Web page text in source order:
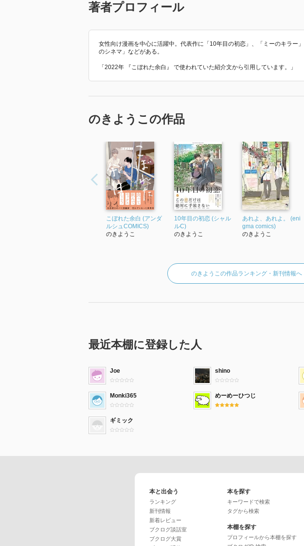
著者プロフィール
女性向け漫画を中心に活躍中。代表作に「10年目の初恋」、「ミーのキラー
のシネマ」などがある。
「2022年 『こぼれた余白』 で使われていた紹介文から引用しています。」
のきようこの作品
こぼれた余白 (アンダ
ルシュCOMICS)
のきようこ
10年目の初恋 (シャル
ルC)
のきようこ
あれよ、あれよ。 (eni
gma comics)
のきようこ
のきようこの作品ランキング・新刊情報へ
最近本棚に登録した人
Joe shino
Monki365 めーめーひつじ
ギミック
本と出会う
ランキング
新刊情報
新着レビュー
ブクログ談話室
ブクログ大賞
本を探す
キーワードで検索
タグから検索
本棚を探す
プロフィールから本棚を探す